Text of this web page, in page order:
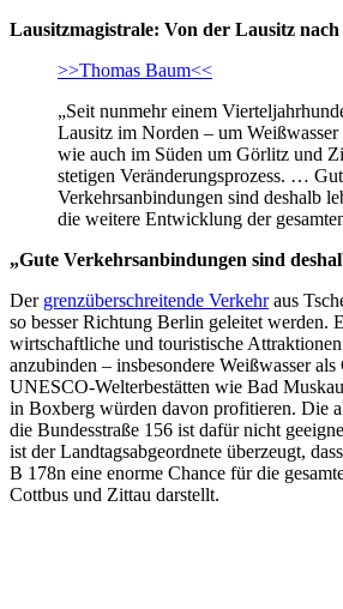
Lausitzmagistrale: Von der Lausitz
>>Thomas Baum<<
„Seit nunmehr einem
Lausitz im Norden – um
wie auch im Süden um Görlitz und
stetigen Veränderungsprozess. …
Verkehrsanbindungen sind deshalb
die weitere Entwicklung der
„Gute Verkehrsanbindungen sind
Der grenzüberschreitende Verkehraus
so besser Richtung Berlin geleitet werden.
wirtschaftliche und touristische
anzubinden – insbesondere Weißwasser
UNESCO-Welterbestätten wie Bad
in Boxberg würden davon profitieren. Die
die Bundesstraße 156 ist dafür nicht
ist der Landtagsabgeordnete überzeugt,
B 178n eine enorme Chance für die
Cottbus und Zittau darstellt.